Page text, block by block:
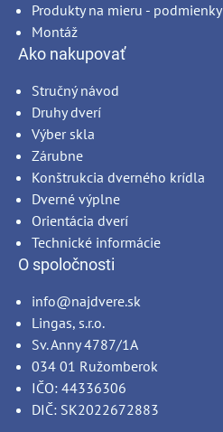
Produkty na mieru - podmienky
Montáž
Ako nakupovať
Stručný návod
Druhy dverí
Výber skla
Zárubne
Konštrukcia dverného krídla
Dverné výplne
Orientácia dverí
Technické informácie
O spoločnosti
info@najdvere.sk
Lingas, s.r.o.
Sv. Anny 4787/1A
034 01 Ružomberok
IČO: 44336306
DIČ: SK2022672883